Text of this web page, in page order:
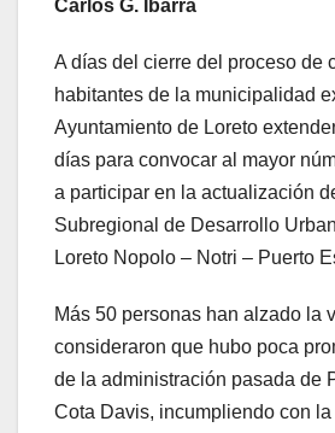
Carlos G. Ibarra
A días del cierre del proceso de
habitantes de la municipalidad
Ayuntamiento de Loreto
días para convocar al mayor
a participar en la actualización
Subregional de Desarrollo
Loreto Nopolo – Notri – Puerto
Más 50 personas han alzado la
consideraron que hubo poca
de la administración pasada de
Cota Davis, incumpliendo con